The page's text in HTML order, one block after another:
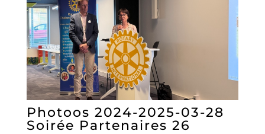
Photoos 2024-2025-03-28
Soirée Partenaires 26